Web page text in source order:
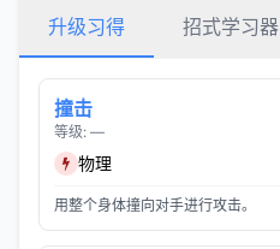
升级习得 招式学习器
撞击
等级: —
物理
用整个身体撞向对手进行攻击。